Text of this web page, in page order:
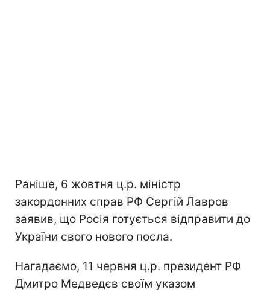
Раніше, 6 жовтня ц.р. міністр
закордонних справ РФ Сергій Лавров
заявив, що Росія готується відправити до
України свого нового посла.
Нагадаємо, 11 червня ц.р. президент РФ
Дмитро Медведєв своїм указом